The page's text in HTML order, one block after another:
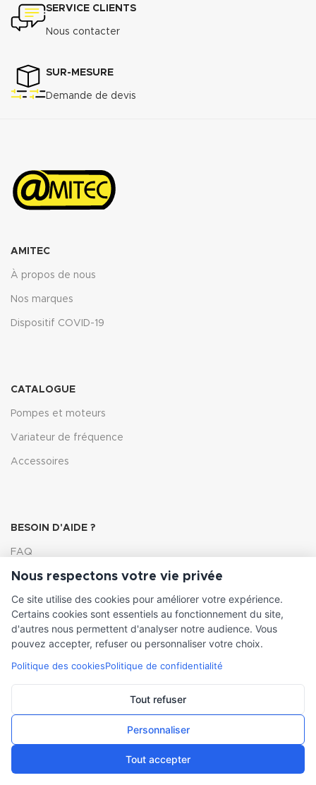
SERVICE CLIENTS
Nous contacter
SUR-MESURE
Demande de devis
AMITEC
À propos de nous
Nos marques
Dispositif COVID-19
CATALOGUE
Pompes et moteurs
Variateur de fréquence
Accessoires
BESOIN D'AIDE ?
FAQ
Lexique
Comment choisir ma pompe
INFORMATIONS LÉGALES
Mentions légales
Nous respectons votre vie privée
Ce site utilise des cookies pour améliorer votre expérience.
Certains cookies sont essentiels au fonctionnement du site,
d'autres nous permettent d'analyser notre audience. Vous
pouvez accepter, refuser ou personnaliser votre choix.
Politique des cookiesPolitique de confidentialité
Tout refuser
Personnaliser
Tout accepter